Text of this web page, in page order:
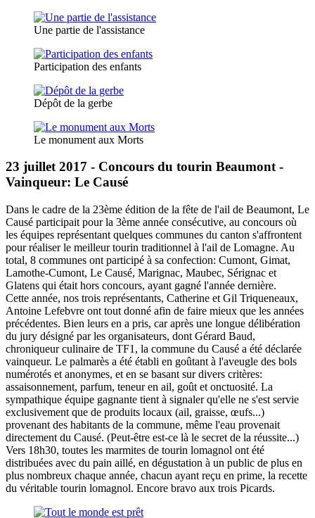
Une partie de l'assistance
Participation des enfants
Dépôt de la gerbe
Le monument aux Morts
23 juillet 2017 - Concours du tourin Beaumont -
Vainqueur: Le Causé
Dans le cadre de la 23ème édition de la fête de l'ail de Beaumont, Le
Causé participait pour la 3ème année consécutive, au concours où
les équipes représentant quelques communes du canton s'affrontent
pour réaliser le meilleur tourin traditionnel à l'ail de Lomagne. Au
total, 8 communes ont participé à sa confection: Cumont, Gimat,
Lamothe-Cumont, Le Causé, Marignac, Maubec, Sérignac et
Glatens qui était hors concours, ayant gagné l'année dernière.
Cette année, nos trois représentants, Catherine et Gil Triqueneaux,
Antoine Lefebvre ont tout donné afin de faire mieux que les années
précédentes. Bien leurs en a pris, car après une longue délibération
du jury désigné par les organisateurs, dont Gérard Baud,
chroniqueur culinaire de TF1, la commune du Causé a été déclarée
vainqueur. Le palmarès a été établi en goûtant à l'aveugle des bols
numérotés et anonymes, et en se basant sur divers critères:
assaisonnement, parfum, teneur en ail, goût et onctuosité. La
sympathique équipe gagnante tient à signaler qu'elle ne s'est servie
exclusivement que de produits locaux (ail, graisse, œufs...)
provenant des habitants de la commune, même l'eau provenait
directement du Causé. (Peut-être est-ce là le secret de la réussite...)
Vers 18h30, toutes les marmites de tourin lomagnol ont été
distribuées avec du pain aillé, en dégustation à un public de plus en
plus nombreux chaque année, chacun ayant reçu en prime, la recette
du véritable tourin lomagnol. Encore bravo aux trois Picards.